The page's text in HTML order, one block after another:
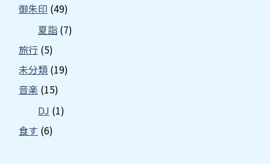
御朱印 (49)
夏詣 (7)
旅行 (5)
未分類 (19)
音楽 (15)
DJ (1)
食す (6)